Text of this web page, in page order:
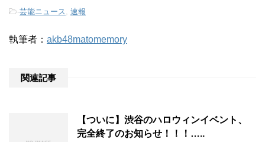
-芸能ニュース 速報
執筆者： akb48matomemory
関連記事
【ついに】渋谷のハロウィンイベント、
完全終了のお知らせ！！！…..